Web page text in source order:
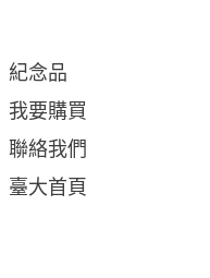
紀念品
我要購買
聯絡我們
臺大首頁